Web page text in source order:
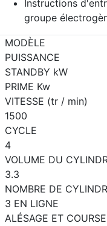
Instructions
groupe
MODÈLE
PUISSANCE
STANDBY kW
PRIME Kw
VITESSE (tr / min)
1500
CYCLE
4
VOLUME DU
3.3
NOMBRE DE
3 EN LIGNE
ALÉSAGE ET COURSE